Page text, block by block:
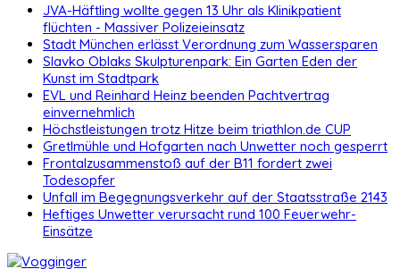
JVA-Häftling wollte gegen 13 Uhr als Klinikpatient
flüchten - Massiver Polizeieinsatz
Stadt München erlässt Verordnung zum Wassersparen
Slavko Oblaks Skulpturenpark: Ein Garten Eden der
Kunst im Stadtpark
EVL und Reinhard Heinz beenden Pachtvertrag
einvernehmlich
Höchstleistungen trotz Hitze beim triathlon.de CUP
Gretlmühle und Hofgarten nach Unwetter noch gesperrt
Frontalzusammenstoß auf der B11 fordert zwei
Todesopfer
Unfall im Begegnungsverkehr auf der Staatsstraße 2143
Heftiges Unwetter verursacht rund 100 Feuerwehr-
Einsätze